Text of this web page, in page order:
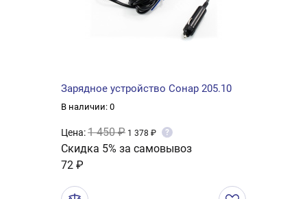
Зарядное устройство Сонар 205.10
В наличии: 0
Цена:1 450 ₽ 1 378 ₽ ?
Скидка 5% за самовывоз
72 ₽